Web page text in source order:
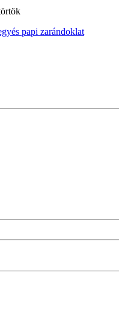
papi zarándoklat